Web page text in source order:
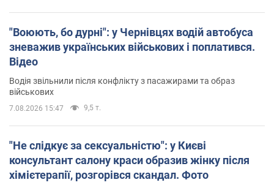
"Воюють, бо дурні": у Чернівцях водій автобуса
зневажив українських військових і поплатився.
Відео
Водія звільнили після конфлікту з пасажирами та образ
військових
7.08.2026 15:47 9,5 т.
"Не слідкує за сексуальністю": у Києві
консультант салону краси образив жінку після
хімієтерапії, розгорівся скандал. Фото